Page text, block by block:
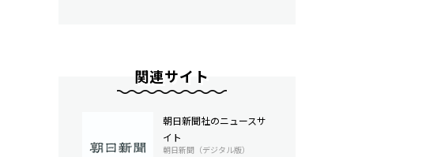
関連サイト
朝日新聞社のニュースサ
イト
朝日新聞（デジタル版）